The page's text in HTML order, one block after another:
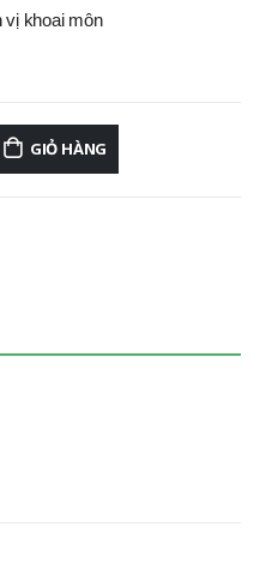
vị khoai môn
GIỎ HÀNG